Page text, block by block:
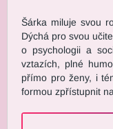
Šárka miluje svou
Dýchá pro svou
o psychologii a
vztazích, plné
přímo pro ženy, i
formou zpřístupnit